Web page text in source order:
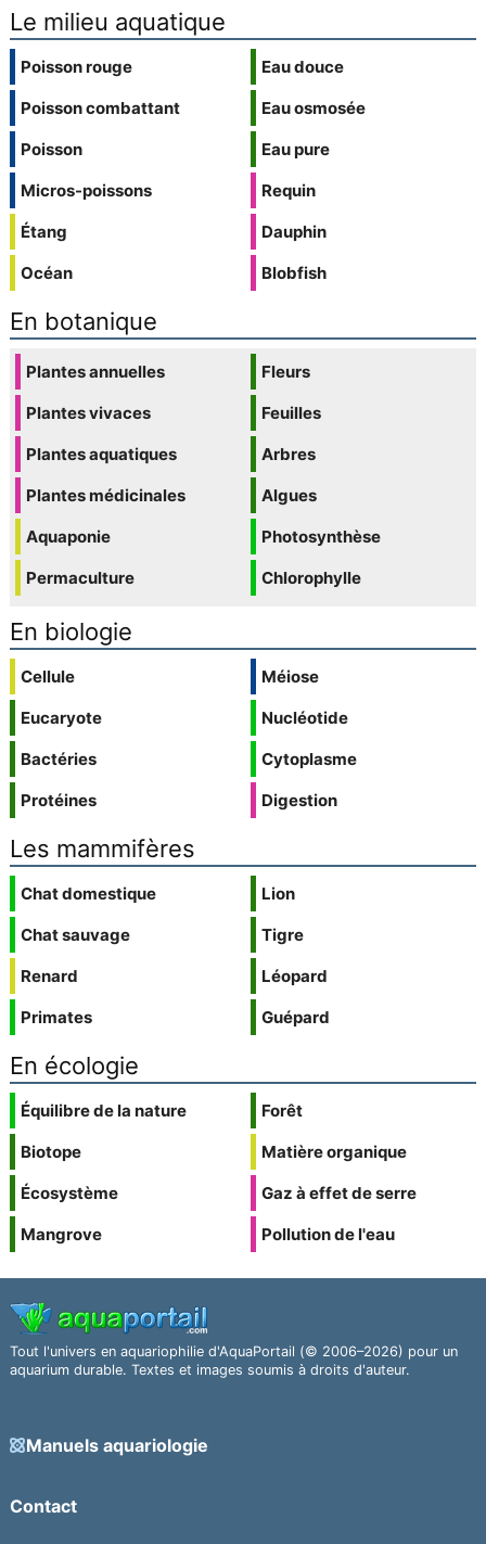
Le milieu aquatique
Poisson rouge
Poisson combattant
Poisson
Micros-poissons
Étang
Océan
Eau douce
Eau osmosée
Eau pure
Requin
Dauphin
Blobfish
En botanique
Plantes annuelles
Plantes vivaces
Plantes aquatiques
Plantes médicinales
Aquaponie
Permaculture
Fleurs
Feuilles
Arbres
Algues
Photosynthèse
Chlorophylle
En biologie
Cellule
Eucaryote
Bactéries
Protéines
Méiose
Nucléotide
Cytoplasme
Digestion
Les mammifères
Chat domestique
Chat sauvage
Renard
Primates
Lion
Tigre
Léopard
Guépard
En écologie
Équilibre de la nature
Biotope
Écosystème
Mangrove
Forêt
Matière organique
Gaz à effet de serre
Pollution de l'eau
Tout l'univers en aquariophilie d'AquaPortail (© 2006–2026) pour un
aquarium durable. Textes et images soumis à droits d'auteur.
Manuels aquariologie
Contact